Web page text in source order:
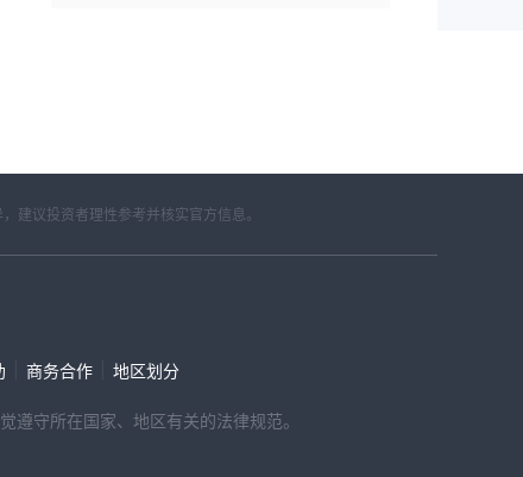
建议投资者理性参考并核实官方信息。
商务合作 地区划分
守所在国家、地区有关的法律规范。